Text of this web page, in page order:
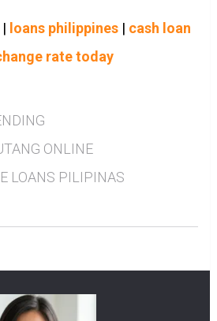
loans philippines| cash loan
rate today
ONLINE
LOANS PILIPINAS